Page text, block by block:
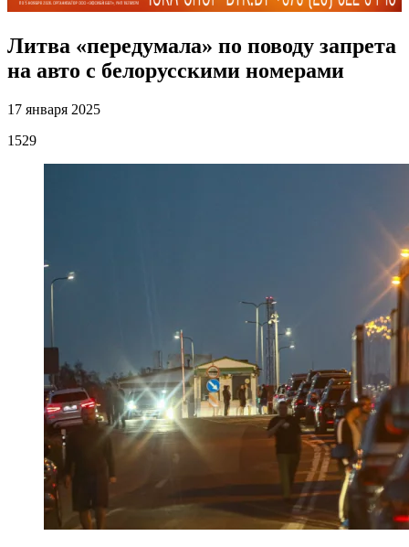
Литва «передумала» по поводу запрета
на авто с белорусскими номерами
17 января 2025
1529